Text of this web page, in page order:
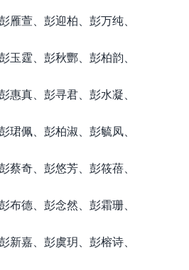
雁萱、彭迎柏、彭万纯、
玉霆、彭秋酆、彭柏韵、
惠真、彭寻君、彭水凝、
珺佩、彭柏淑、彭毓凤、
蔡奇、彭悠芳、彭筱蓓、
布德、彭念然、彭霜珊、
新嘉、彭虞玥、彭榕诗、